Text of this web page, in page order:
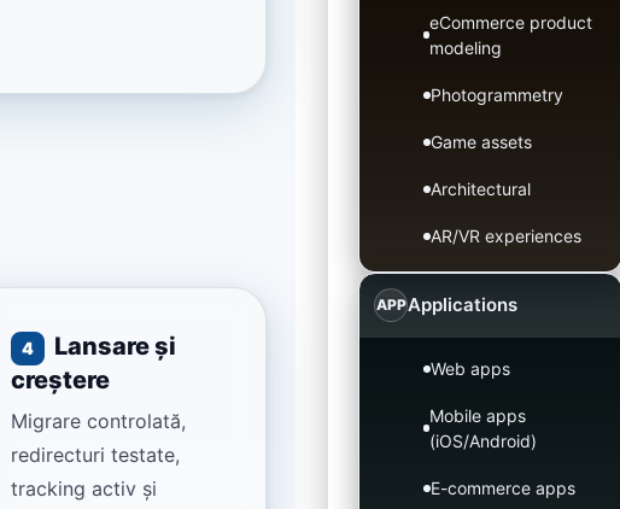
4
Lansare și
creștere
Migrare controlată,
redirecturi testate,
tracking activ și
eCommerce product
modeling
Photogrammetry
Game assets
Architectural
AR/VR experiences
APPApplications
Web apps
Mobile apps
(iOS/Android)
E-commerce apps